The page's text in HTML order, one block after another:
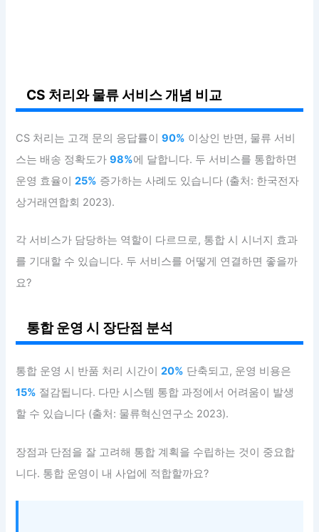
CS 처리와 물류 서비스 개념 비교
CS 처리는 고객 문의 응답률이90% 이상인 반면, 물류 서비
스는 배송 정확도가98%에 달합니다. 두 서비스를 통합하면
운영 효율이25% 증가하는 사례도 있습니다 (출처: 한국전자
상거래연합회 2023).
각 서비스가 담당하는 역할이 다르므로, 통합 시 시너지 효과
를 기대할 수 있습니다. 두 서비스를 어떻게 연결하면 좋을까
요?
통합 운영 시 장단점 분석
통합 운영 시 반품 처리 시간이20% 단축되고, 운영 비용은
15% 절감됩니다. 다만 시스템 통합 과정에서 어려움이 발생
할 수 있습니다 (출처: 물류혁신연구소 2023).
장점과 단점을 잘 고려해 통합 계획을 수립하는 것이 중요합
니다. 통합 운영이 내 사업에 적합할까요?